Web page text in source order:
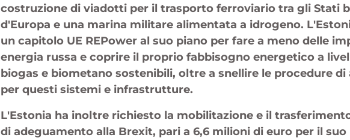
costruzione di viadotti per il trasporto ferroviario tra gli Stati
d'Europa e una marina militare alimentata a idrogeno.
un capitolo UE REPower al suo piano per fare a meno delle
energia russa e coprire il proprio fabbisogno energetico a
biogas e biometano sostenibili, oltre a snellire le procedure di
per questi sistemi e infrastrutture.
L'Estonia ha inoltre richiesto la mobilitazione e il
di adeguamento alla Brexit, pari a 6,6 milioni di euro per il suo